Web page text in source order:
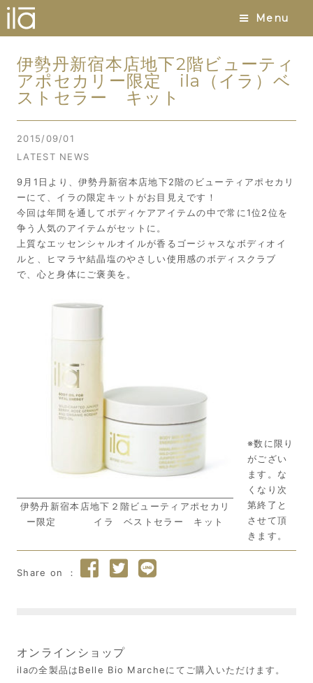
Menu
伊勢丹新宿本店地下2階ビューティ
アポセカリー限定 ila（イラ）ベ
ストセラー キット
2015/09/01
LATEST NEWS
9月1日より、伊勢丹新宿本店地下2階のビューティアポセカリ
ーにて、イラの限定キットがお目見えです！
今回は年間を通してボディケアアイテムの中で常に1位2位を
争う人気のアイテムがセットに。
上質なエッセンシャルオイルが香るゴージャスなボディオイ
ルと、ヒマラヤ結晶塩のやさしい使用感のボディスクラブ
で、心と身体にご褒美を。
伊勢丹新宿本店地下２階ビューティアポセカリ
ー限定 イラ ベストセラー キット
※数に限り
がござい
ます。な
くなり次
第終了と
させて頂
きます。
オンラインショップ
ilaの全製品はBelle Bio Marcheにてご購入いただけます。